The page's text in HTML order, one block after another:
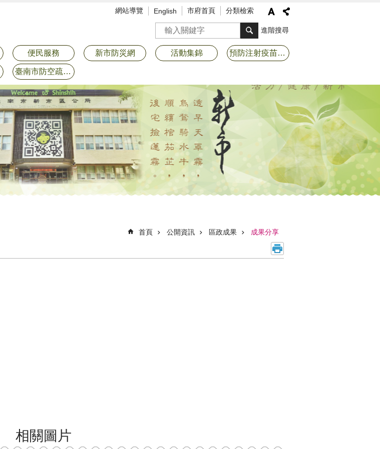
網站導覽 English 市府首頁 分類檢索
搜尋 進階搜尋
便民服務 新市防災網 活動集錦 預防注射疫苗接種專區
臺南市防空疏散避難專區
首頁 公開資訊 區政成果 成果分享
相關圖片